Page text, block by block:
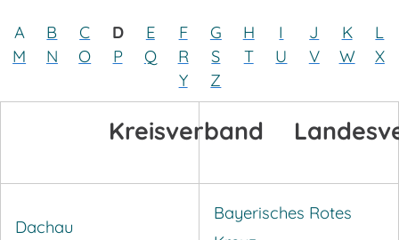
A B C D E F G H I J K
L
M
N O P Q R S T U V W
X
Y
Z
Kreisverband
Dachau
Bayerisches Rotes